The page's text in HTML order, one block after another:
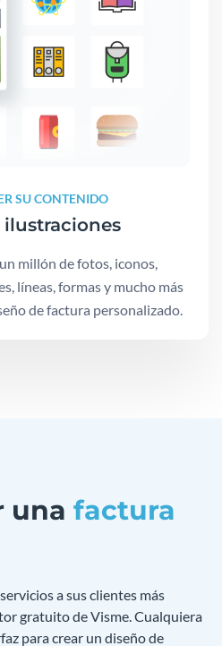
SU CONTENIDO
ilustraciones
millón de fotos, iconos,
líneas, formas y mucho más
de factura personalizado.
una factura
a sus clientes más
gratuito de Visme. Cualquiera
para crear un diseño de